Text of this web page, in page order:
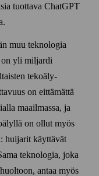
tuottava ChatGPT
muu teknologia
yli miljardi
teko­äly­
on eittämättä
maailmassa, ja
on ollut myös
huijarit käyttävät
teknologia, joka
antaa myös